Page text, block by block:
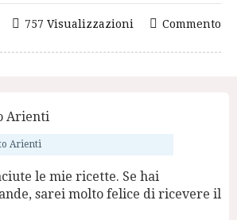
Commento
757 Visualizzazioni
Arienti
le mie ricette. Se hai
sarei molto felice di ricevere il